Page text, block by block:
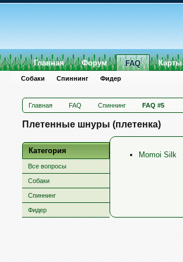
Главная FAQ Спиннинг FAQ #5
Плетенные шнуры (плетенка)
Категория
Все вопросы
Собаки
Спиннинг
Фидер
Momoi Silk
Главная Форум FAQ
Собаки Спиннинг Фидер
Карты